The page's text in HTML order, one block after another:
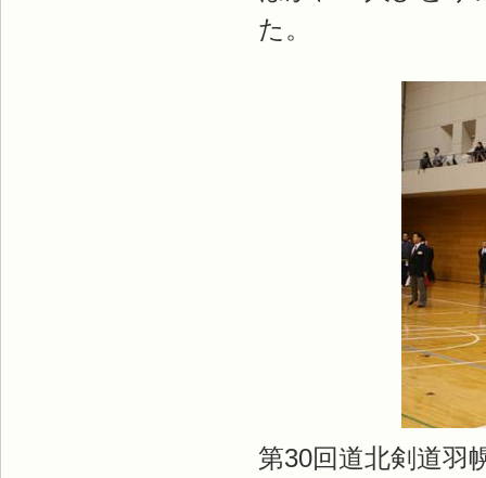
た。
第30回道北剣道羽